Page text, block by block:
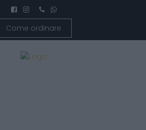
Come ordinare